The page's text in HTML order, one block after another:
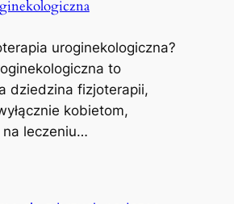
uroginekologiczna?
to
dziedzina fizjoterapii,
kobietom,
na leczeniu…